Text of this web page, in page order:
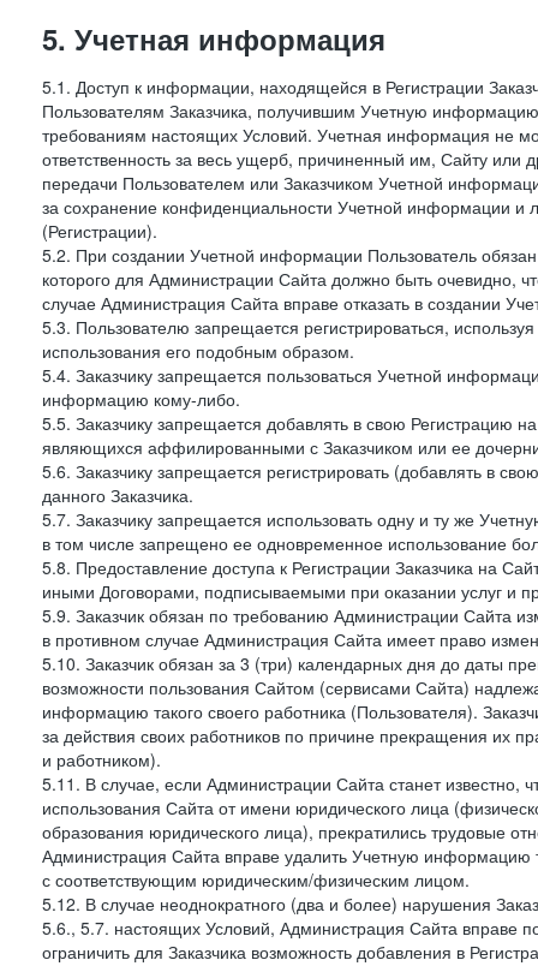
5. Учетная информация
5.1. Доступ к информации, находящейся в Регистрации
Пользователям Заказчика, получившим Учетную
требованиям настоящих Условий. Учетная информация не
ответственность за весь ущерб, причиненный им, Сайту
передачи Пользователем или Заказчиком Учетной
за сохранение конфиденциальности Учетной информации
(Регистрации).
5.2. При создании Учетной информации Пользователь
которого для Администрации Сайта должно быть очевидно,
случае Администрация Сайта вправе отказать в создании
5.3. Пользователю запрещается регистрироваться,
использования его подобным образом.
5.4. Заказчику запрещается пользоваться Учетной
информацию кому-либо.
5.5. Заказчику запрещается добавлять в свою Регистрацию
являющихся аффилированными с Заказчиком или ее
5.6. Заказчику запрещается регистрировать (добавлять в
данного Заказчика.
5.7. Заказчику запрещается использовать одну и ту же
в том числе запрещено ее одновременное использование
5.8. Предоставление доступа к Регистрации Заказчика на
иными Договорами, подписываемыми при оказании услуг и
5.9. Заказчик обязан по требованию Администрации Сайта
в противном случае Администрация Сайта имеет право
5.10. Заказчик обязан за 3 (три) календарных дня до даты
возможности пользования Сайтом (сервисами Сайта)
информацию такого своего работника (Пользователя).
за действия своих работников по причине прекращения их
и работником).
5.11. В случае, если Администрации Сайта станет
использования Сайта от имени юридического лица
образования юридического лица), прекратились трудовые
Администрация Сайта вправе удалить Учетную информацию
с соответствующим юридическим/физическим лицом.
5.12. В случае неоднократного (два и более) нарушения
5.6., 5.7. настоящих Условий, Администрация Сайта вправе
ограничить для Заказчика возможность добавления в